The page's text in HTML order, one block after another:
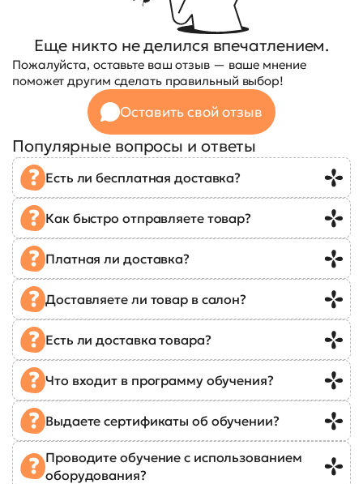
Еще никто не делился впечатлением.
Пожалуйста, оставьте ваш отзыв — ваше мнение
поможет другим сделать правильный выбор!
Оставить свой отзыв
Популярные вопросы и ответы
Есть ли бесплатная доставка?
Как быстро отправляете товар?
Платная ли доставка?
Доставляете ли товар в салон?
Есть ли доставка товара?
Что входит в программу обучения?
Выдаете сертификаты об обучении?
Проводите обучение с использованием
оборудования?